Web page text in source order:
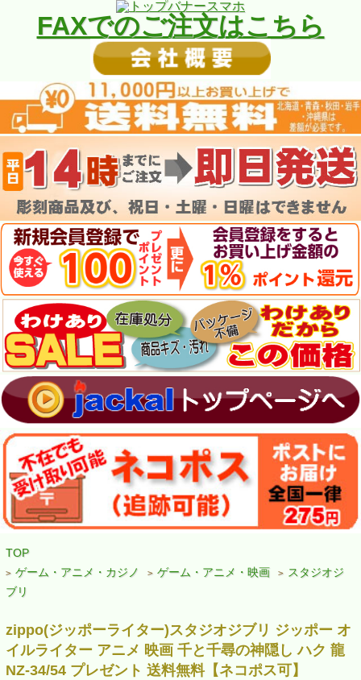
FAXでのご注文はこちら
TOP
> ゲーム・アニメ・カジノ > ゲーム・アニメ・映画 > スタジオジ
ブリ
zippo(ジッポーライター)スタジオジブリ ジッポー オ
イルライター アニメ 映画 千と千尋の神隠し ハク 龍
NZ-34/54 プレゼント 送料無料【ネコポス可】